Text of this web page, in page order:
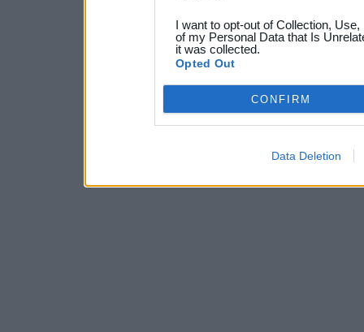
I want to opt-out of Collection,
of my Personal Data that Is
it was collected.
Opted Out
CONFIRM
Data Deletion